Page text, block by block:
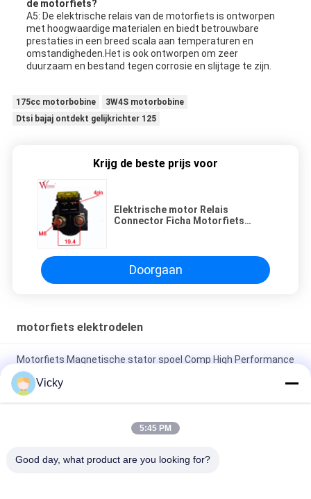
de motorfiets?
A5: De elektrische relais van de motorfiets is ontworpen
met hoogwaardige materialen en biedt betrouwbare
prestaties in een breed scala aan temperaturen en
omstandigheden.Het is ook ontworpen om zeer
duurzaam en bestand tegen corrosie en slijtage te zijn.
175cc motorbobine
3W4S motorbobine
Dtsi bajaj ontdekt gelijkrichter 125
Krijg de beste prijs voor
Elektrische motor Relais
Connector Ficha Motorfiets
Doorgaan
motorfiets elektrodelen
Motorfiets Magnetische stator spoel Comp High Performance
Motorfiets elektrische onderdelen KRF
Elektrische motorfiets relais connector Kriss 100 voor B2B
kopers Goede prestaties Mannelijke 6.3mm
connector pin type 12V
Vicky
5:45 PM
Good day, what product are you looking for?